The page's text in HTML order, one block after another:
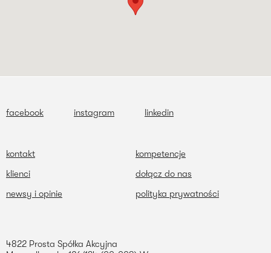
facebook instagram linkedin
kontakt
kompetencje
klienci
dołącz do nas
newsy i opinie
polityka prywatności
4822 Prosta Spółka Akcyjna